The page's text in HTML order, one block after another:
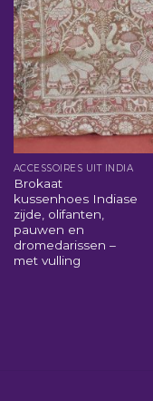
ACCESSOIRES UIT INDIA
Brokaat
kussenhoes Indiase
zijde, olifanten,
pauwen en
dromedarissen –
met vulling